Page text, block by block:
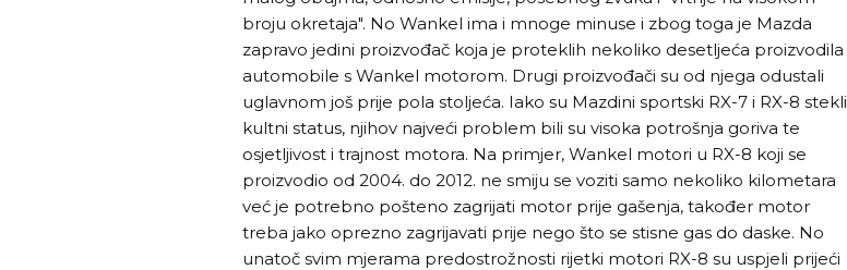
broju okretaja". No Wankel ima i mnoge minuse i zbog toga je Mazda
zapravo jedini proizvođač koja je proteklih nekoliko desetljeća proizvodila
automobile s Wankel motorom. Drugi proizvođači su od njega odustali
uglavnom još prije pola stoljeća. Iako su Mazdini sportski RX-7 i RX-8 stekli
kultni status, njihov najveći problem bili su visoka potrošnja goriva te
osjetljivost i trajnost motora. Na primjer, Wankel motori u RX-8 koji se
proizvodio od 2004. do 2012. ne smiju se voziti samo nekoliko kilometara
već je potrebno pošteno zagrijati motor prije gašenja, također motor
treba jako oprezno zagrijavati prije nego što se stisne gas do daske. No
unatoč svim mjerama predostrožnosti rijetki motori RX-8 su uspjeli prijeći